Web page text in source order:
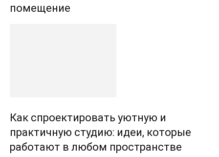
помещение
Как спроектировать уютную и
практичную студию: идеи, которые
работают в любом пространстве